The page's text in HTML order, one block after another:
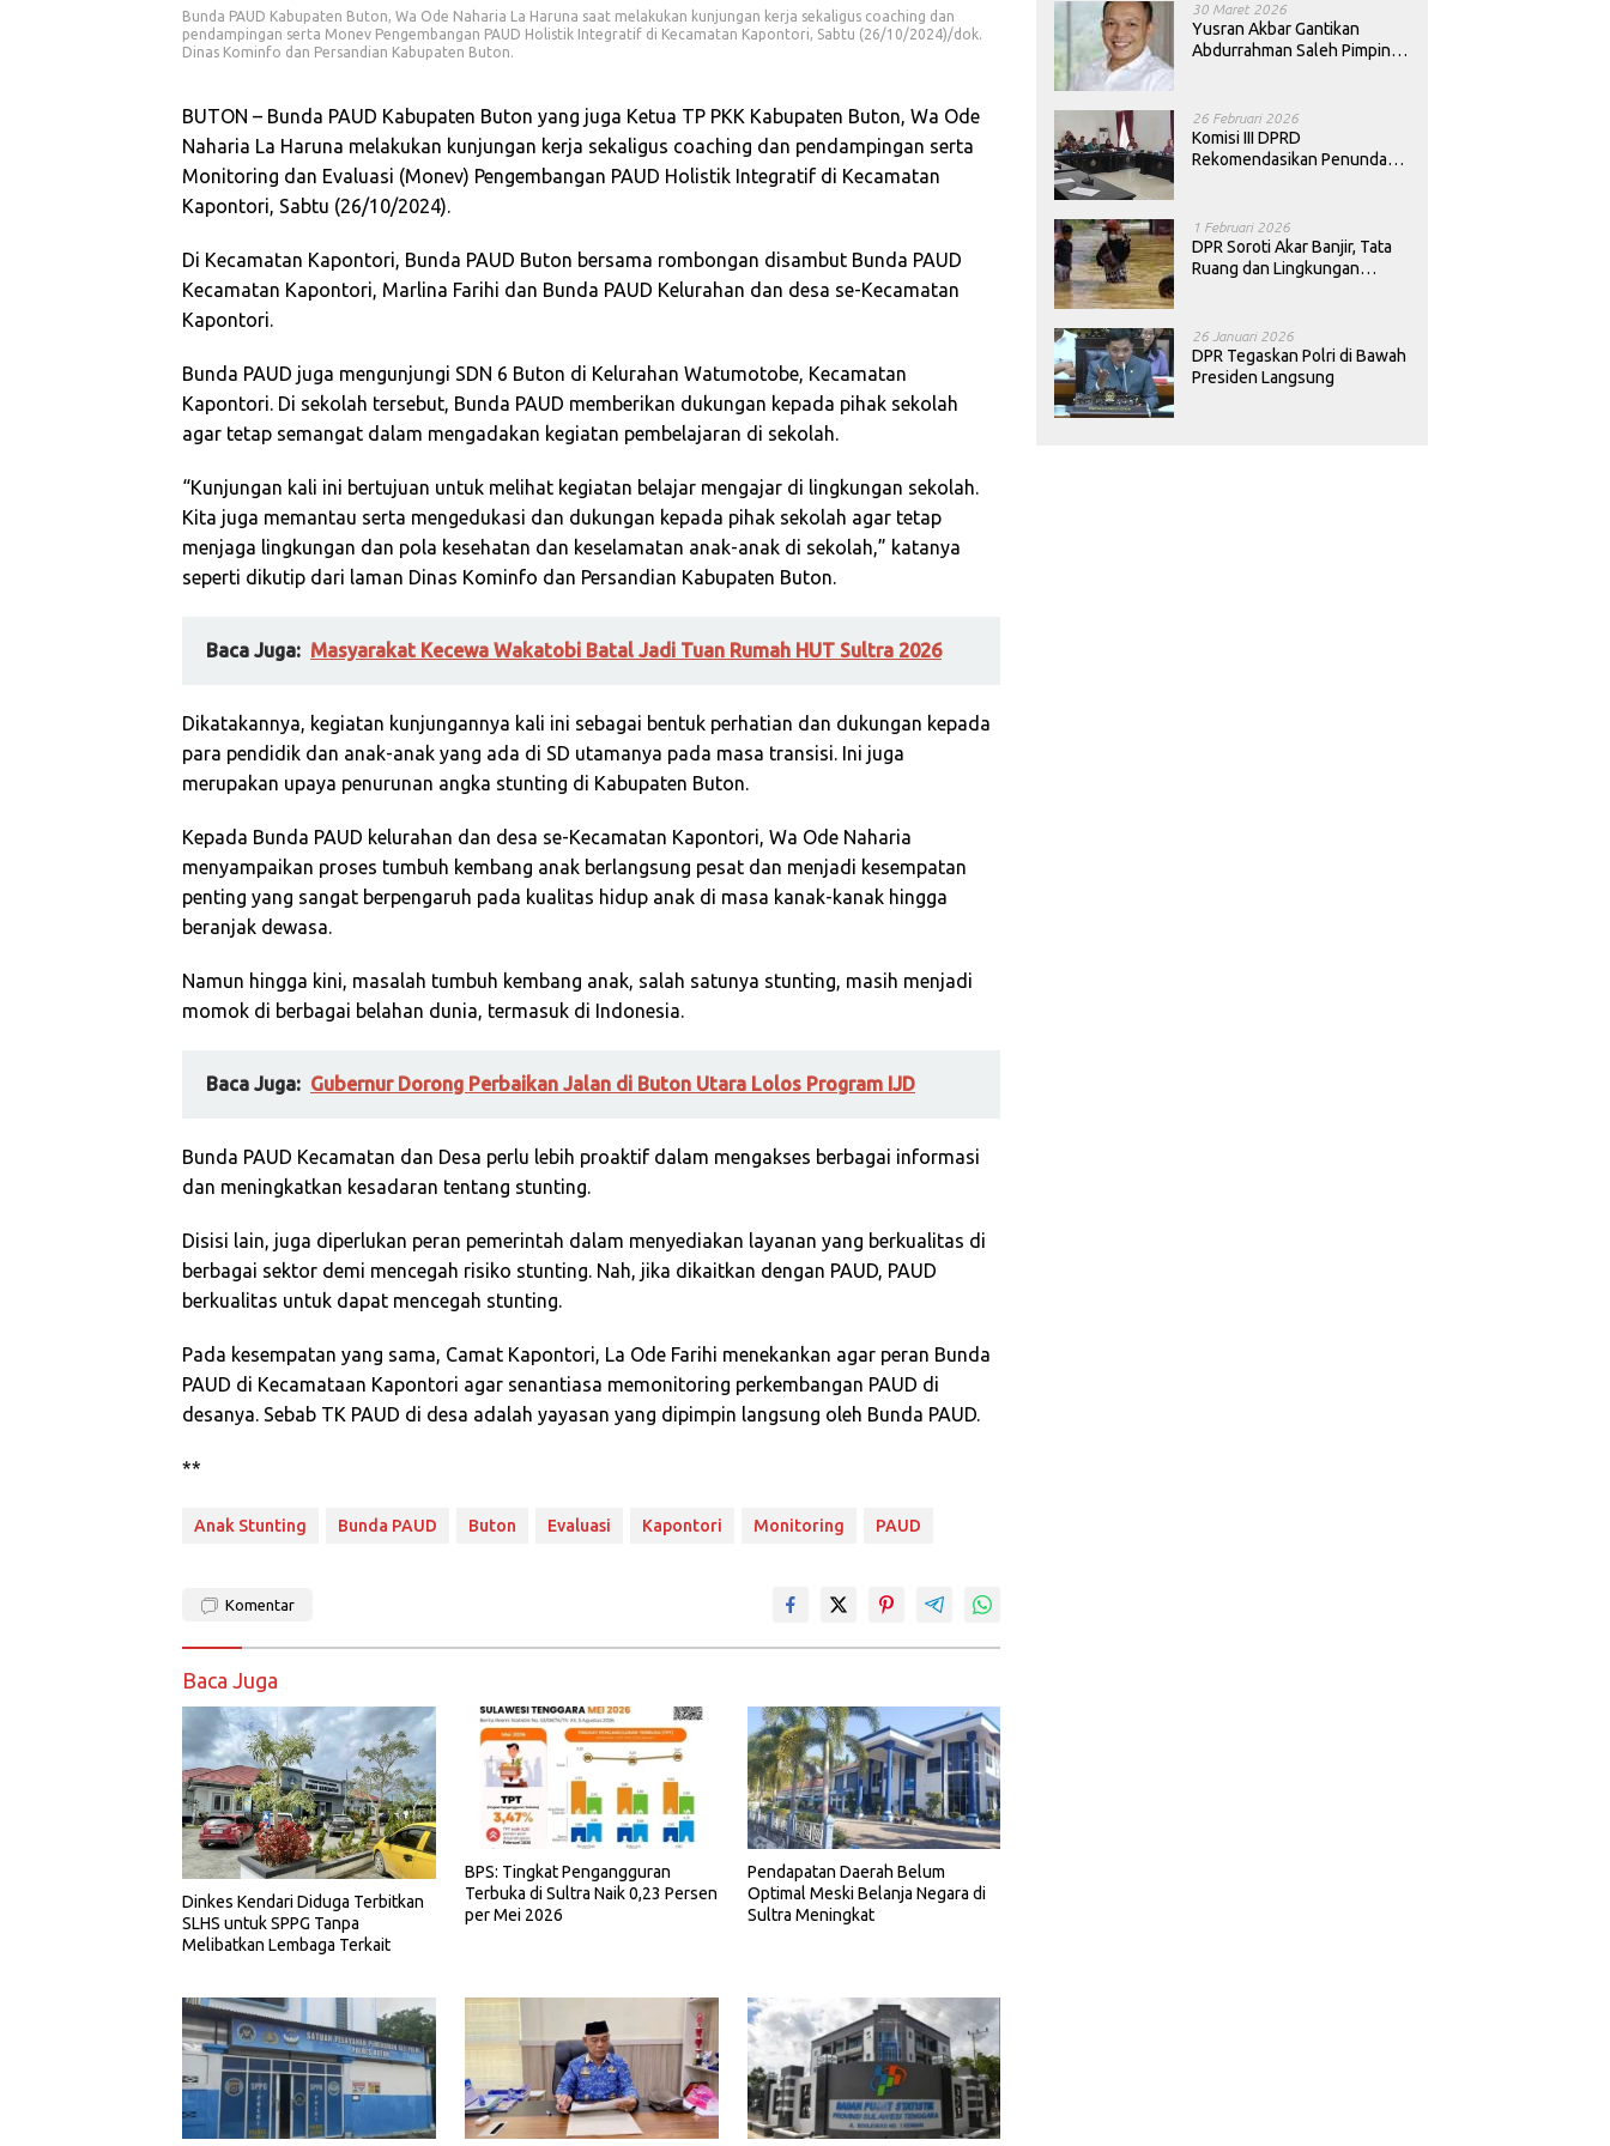
Bunda PAUD Kabupaten Buton, Wa Ode Naharia La Haruna saat melakukan kunjungan kerja sekaligus coaching dan
pendampingan serta Monev Pengembangan PAUD Holistik Integratif di Kecamatan Kapontori, Sabtu (26/10/2024)/dok.
Dinas Kominfo dan Persandian Kabupaten Buton.
BUTON – Bunda PAUD Kabupaten Buton yang juga Ketua TP PKK Kabupaten Buton, Wa Ode
Naharia La Haruna melakukan kunjungan kerja sekaligus coaching dan pendampingan serta
Monitoring dan Evaluasi (Monev) Pengembangan PAUD Holistik Integratif di Kecamatan
Kapontori, Sabtu (26/10/2024).
Di Kecamatan Kapontori, Bunda PAUD Buton bersama rombongan disambut Bunda PAUD
Kecamatan Kapontori, Marlina Farihi dan Bunda PAUD Kelurahan dan desa se-Kecamatan
Kapontori.
Bunda PAUD juga mengunjungi SDN 6 Buton di Kelurahan Watumotobe, Kecamatan
Kapontori. Di sekolah tersebut, Bunda PAUD memberikan dukungan kepada pihak sekolah
agar tetap semangat dalam mengadakan kegiatan pembelajaran di sekolah.
“Kunjungan kali ini bertujuan untuk melihat kegiatan belajar mengajar di lingkungan sekolah.
Kita juga memantau serta mengedukasi dan dukungan kepada pihak sekolah agar tetap
menjaga lingkungan dan pola kesehatan dan keselamatan anak-anak di sekolah,” katanya
seperti dikutip dari laman Dinas Kominfo dan Persandian Kabupaten Buton.
Baca Juga: Masyarakat Kecewa Wakatobi Batal Jadi Tuan Rumah HUT Sultra 2026
Dikatakannya, kegiatan kunjungannya kali ini sebagai bentuk perhatian dan dukungan kepada
para pendidik dan anak-anak yang ada di SD utamanya pada masa transisi. Ini juga
merupakan upaya penurunan angka stunting di Kabupaten Buton.
Kepada Bunda PAUD kelurahan dan desa se-Kecamatan Kapontori, Wa Ode Naharia
menyampaikan proses tumbuh kembang anak berlangsung pesat dan menjadi kesempatan
penting yang sangat berpengaruh pada kualitas hidup anak di masa kanak-kanak hingga
beranjak dewasa.
Namun hingga kini, masalah tumbuh kembang anak, salah satunya stunting, masih menjadi
momok di berbagai belahan dunia, termasuk di Indonesia.
Baca Juga: Gubernur Dorong Perbaikan Jalan di Buton Utara Lolos Program IJD
Bunda PAUD Kecamatan dan Desa perlu lebih proaktif dalam mengakses berbagai informasi
dan meningkatkan kesadaran tentang stunting.
Disisi lain, juga diperlukan peran pemerintah dalam menyediakan layanan yang berkualitas di
berbagai sektor demi mencegah risiko stunting. Nah, jika dikaitkan dengan PAUD, PAUD
berkualitas untuk dapat mencegah stunting.
Pada kesempatan yang sama, Camat Kapontori, La Ode Farihi menekankan agar peran Bunda
PAUD di Kecamataan Kapontori agar senantiasa memonitoring perkembangan PAUD di
desanya. Sebab TK PAUD di desa adalah yayasan yang dipimpin langsung oleh Bunda PAUD.
**
Anak Stunting Bunda PAUD Buton Evaluasi Kapontori Monitoring PAUD
Komentar
Baca Juga
Dinkes Kendari Diduga Terbitkan
SLHS untuk SPPG Tanpa
Melibatkan Lembaga Terkait
BPS: Tingkat Pengangguran
Terbuka di Sultra Naik 0,23 Persen
per Mei 2026
Pendapatan Daerah Belum
Optimal Meski Belanja Negara di
Sultra Meningkat
30 Maret 2026
Yusran Akbar Gantikan
Abdurrahman Saleh Pimpin
26 Februari 2026
Komisi III DPRD
Rekomendasikan Penundaan
1 Februari 2026
DPR Soroti Akar Banjir, Tata
Ruang dan Lingkungan
26 Januari 2026
DPR Tegaskan Polri di Bawah
Presiden Langsung